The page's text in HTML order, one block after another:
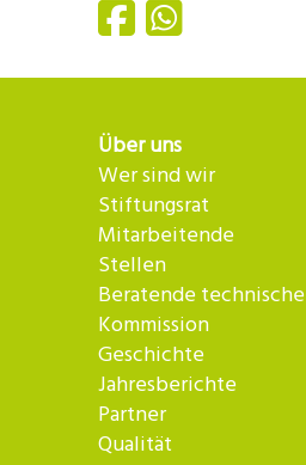
Über uns
Wer sind wir
Stiftungsrat
Mitarbeitende
Stellen
Beratende technische
Kommission
Geschichte
Jahresberichte
Partner
Qualität